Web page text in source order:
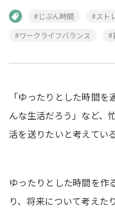
#じぶん時間 #スト
#ワークライフバランス
#
「ゆったりとした時間
んな生活だろう」など、
活を送りたいと考えてい
ゆったりとした時間を作
り、将来について考えた